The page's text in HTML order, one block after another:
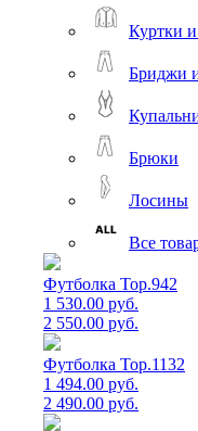
Куртки и
Бриджи
Брюки
Лосины
Все
Футболка Top.942
1 530.00 руб.
2 550.00 руб.
Футболка Top.1132
1 494.00 руб.
2 490.00 руб.